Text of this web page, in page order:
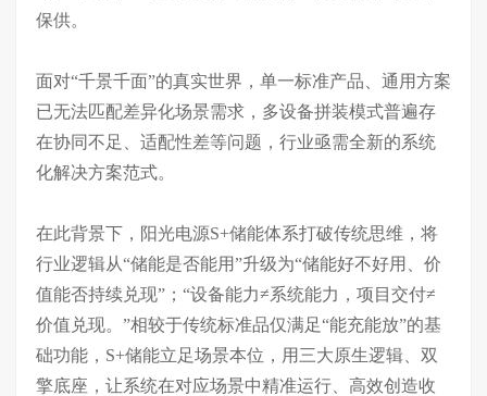
保供。
面对“千景千面”的真实世界， 单一标准产品、通用方案
已无法匹配差异化场景需求，多设备拼装模式普遍存
在协同不足、适配性差等问题，行业亟需全新的系统
化解决方案范式。
在此背景下，阳光电源S+储能体系打破传统思维，将
行业逻辑从“储能是否能用”升级为“储能好不好用、价
值能否持续兑现” ； “设备能力≠系统能力，项目交付≠
价值兑现。”相较于传统标准品仅满足“能充能放”的基
础功能，S+储能立足场景本位， 用三大原生逻辑、双
擎底座， 让系统在对应场景中精准运行、高效创造收